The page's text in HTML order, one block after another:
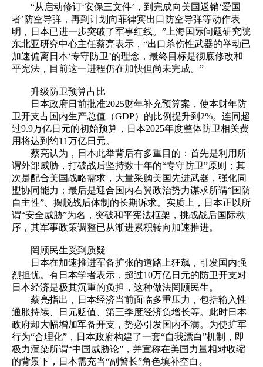
“从启动修订‘安保三文件’，到完成向美国返销‘爱国
者’防空导弹，再到计划向菲律宾出口防空导弹等动作表
明，日本已进一步突破了军事红线。”上海国际问题研究院
东北亚研究中心主任蔡亮表示，“出口杀伤性武器的举动已
加速偏离日本‘专守防卫’的理念，最终目标是彻底修改和
平宪法，目前这一进程仍在加快但尚未完成。”
升级防卫预算占比
日本政府日前批准2025财年补充预算案，使本财年防
卫开支占国内生产总值（GDP）的比例提升到2%。连同超
过9.9万亿日元的初始预算，日本2025年度整体防卫相关费
用将达到约11万亿日元。
蔡亮认为，日本此举背后有多重目的：首先是利用所
谓外部威胁，打破战后坚持数十年的“专守防卫”原则；其
次是配合美国战略需求，大量采购美国先进武器，强化同
盟协同能力；最后是迎合国内右翼政治势力谋求所谓“国防
自主性”、摆脱战后体制的长期诉求。实质上，日本正以所
谓“安全威胁”为名，突破和平宪法框架，挑战战后国际秩
序，其军事政策调整已从渐进累积转向加速推进。
罔顾民生受到质疑
日本在加速推进军备扩张的道路上狂飙，引发国内强
烈担忧。有日本学者表示，超过10万亿日元的防卫开支对
日本经济是极其沉重的负担，这种做法罔顾民生。
蔡亮指出，日本经济当前面临多重压力，包括输入性
通胀持续、日元贬值、第三季度经济负增长等。此时日本
政府却大幅增加军备开支，势必引发国内不满。为使扩军
行为“合理化”，日本政府构建了一套“自我漂白”机制，即
极力渲染所谓“中国威胁论”，并宣称在美国力量相对收缩
的背景下，日本需充当“副警长”角色填补空白。